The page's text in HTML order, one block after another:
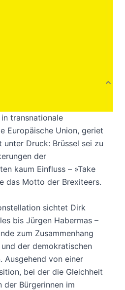
transnationale
Europäische Union, geriet
Druck: Brüssel sei zu
der
kaum Einfluss – »Take
das Motto der Brexiteers.
sichtet Dirk
bis Jürgen Habermas –
zum Zusammenhang
der demokratischen
Ausgehend von einer
bei der die Gleichheit
Bürgerinnen im